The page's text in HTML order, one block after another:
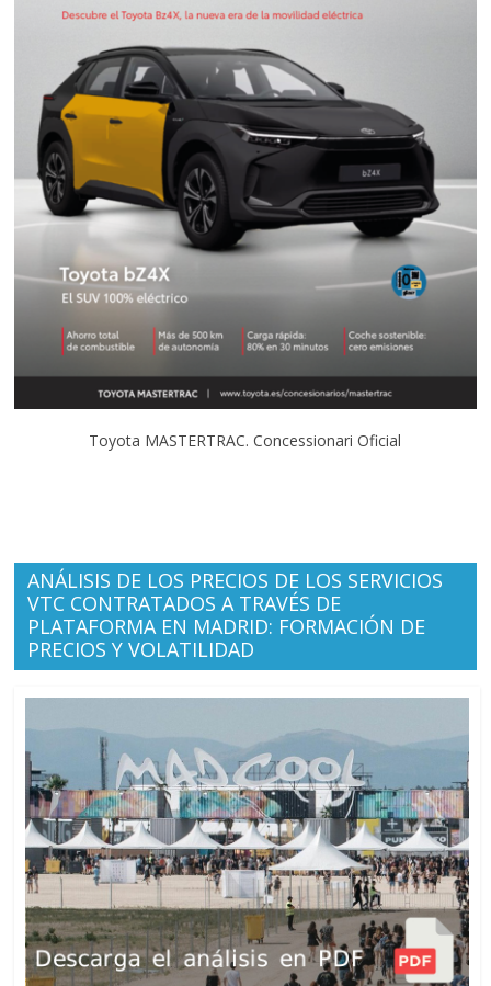
Toyota MASTERTRAC. Concessionari Oficial
ANÁLISIS DE LOS PRECIOS DE LOS SERVICIOS
VTC CONTRATADOS A TRAVÉS DE
PLATAFORMA EN MADRID: FORMACIÓN DE
PRECIOS Y VOLATILIDAD